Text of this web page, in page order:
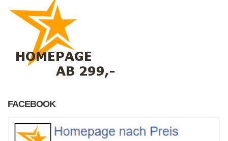
FACEBOOK